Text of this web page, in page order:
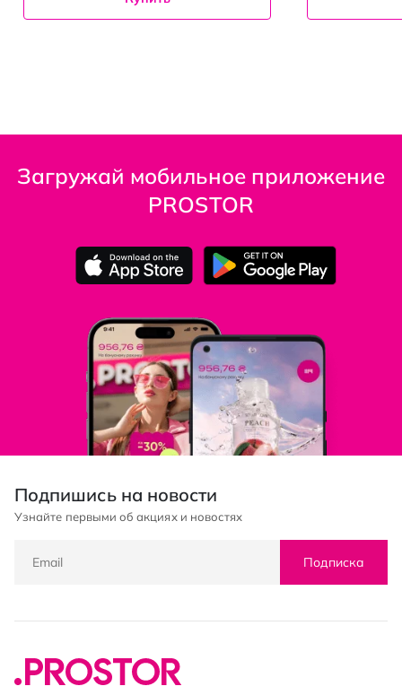
Загружай мобильное приложение
PROSTOR
Подпишись на новости
Узнайте первыми об акциях и новостях
Подписка